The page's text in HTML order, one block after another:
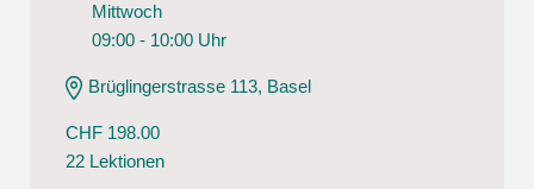
Mittwoch
09:00 - 10:00 Uhr
Brüglingerstrasse 113, Basel
CHF 198.00
22 Lektionen